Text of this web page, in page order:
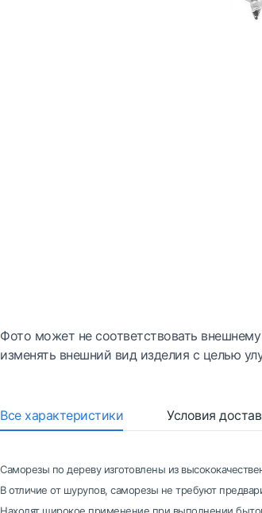
Фото может не соответствовать
изменять внешний вид изделия с целью
Все характеристики Условия
Саморезы по дереву изготовлены из
В отличие от шурупов, саморезы не требуют